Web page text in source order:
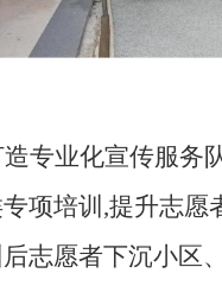
专业化宣传服务
项培训,提升志愿
志愿者下沉小区